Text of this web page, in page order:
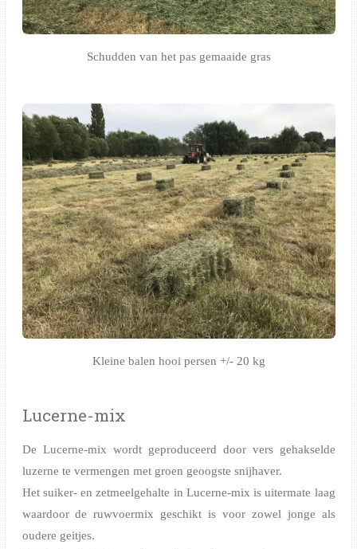
Schudden van het pas gemaaide gras
Kleine balen hooi persen +/- 20 kg
Lucerne-mix
De Lucerne-mix wordt geproduceerd door vers gehakselde
luzerne te vermengen met groen geoogste snijhaver.
Het suiker- en zetmeelgehalte in Lucerne-mix is uitermate laag
waardoor de ruwvoermix geschikt is voor zowel jonge als
oudere geitjes.